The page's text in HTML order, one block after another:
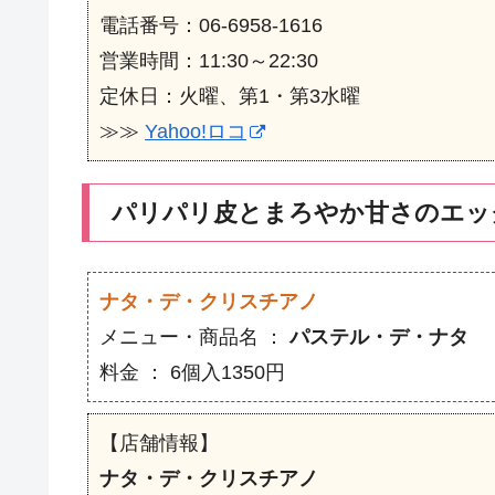
電話番号：06-6958-1616
営業時間：11:30～22:30
定休日：火曜、第1・第3水曜
≫≫ Yahoo!ロコ
パリパリ皮とまろやか甘さのエ
ナタ・デ・クリスチアノ
メニュー・商品名 ：パステル・デ・ナタ
料金 ： 6個入1350円
【店舗情報】
ナタ・デ・クリスチアノ